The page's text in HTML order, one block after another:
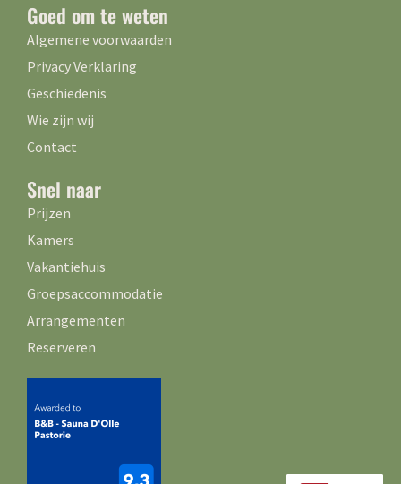
Goed om te weten
Algemene voorwaarden
Privacy Verklaring
Geschiedenis
Wie zijn wij
Contact
Snel naar
Prijzen
Kamers
Vakantiehuis
Groepsaccommodatie
Arrangementen
Reserveren